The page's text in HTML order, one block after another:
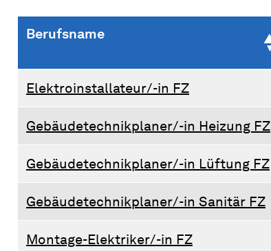
Berufsname
Elektroinstallateur/-in FZ
Gebäudetechnikplaner/-in Heizung FZ
Gebäudetechnikplaner/-in Lüftung FZ
Gebäudetechnikplaner/-in Sanitär FZ
Montage-Elektriker/-in FZ